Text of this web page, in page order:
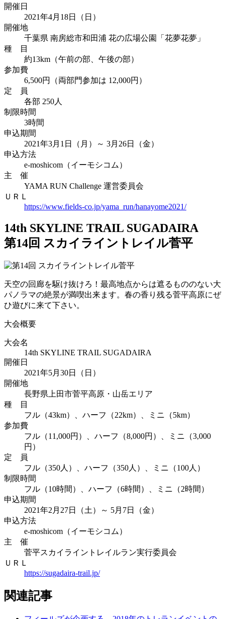
開催日
2021年4月18日（日）
開催地
千葉県 南房総市和田浦 花の広場公園「花夢花夢」
種 目
約13km（午前の部、午後の部）
参加費
6,500円（両部門参加は 12,000円）
定 員
各部 250人
制限時間
3時間
申込期間
2021年3月1日（月）～ 3月26日（金）
申込方法
e-moshicom（イーモシコム）
主 催
YAMA RUN Challenge 運営委員会
ＵＲＬ
https://www.fields-co.jp/yama_run/hanayome2021/
14th SKYLINE TRAIL SUGADAIRA
第14回 スカイライントレイル菅平
天空の回廊を駆け抜けろ！最高地点からは遮るもののない大
パノラマの絶景が満喫出来ます。春の香り残る菅平高原にぜ
ひ遊びに来て下さい。
大会概要
大会名
14th SKYLINE TRAIL SUGADAIRA
開催日
2021年5月30日（日）
開催地
長野県上田市菅平高原・山岳エリア
種 目
フル（43km）、ハーフ（22km）、ミニ（5km）
参加費
フル（11,000円）、ハーフ（8,000円）、ミニ（3,000
円）
定 員
フル（350人）、ハーフ（350人）、ミニ（100人）
制限時間
フル（10時間）、ハーフ（6時間）、ミニ（2時間）
申込期間
2021年2月27日（土）～ 5月7日（金）
申込方法
e-moshicom（イーモシコム）
主 催
菅平スカイライントレイルラン実行委員会
ＵＲＬ
https://sugadaira-trail.jp/
関連記事